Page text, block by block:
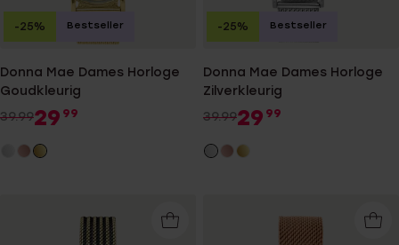
Donna Mae Dames Horloge
Goudkleurig
39.9929 99
-25% Bestseller
Donna Mae Dames Horloge
Zilverkleurig
39.9929 99
-25% Bestseller